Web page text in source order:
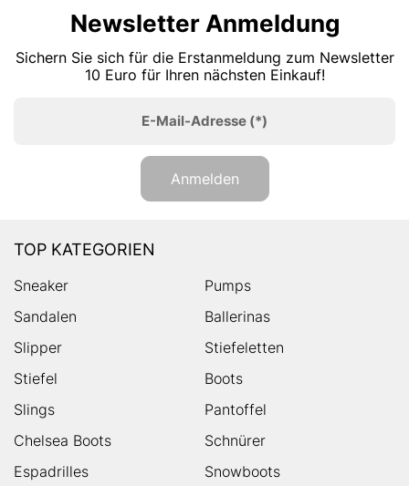
Newsletter Anmeldung
Sichern Sie sich für die Erstanmeldung zum Newsletter
10 Euro für Ihren nächsten Einkauf!
E-Mail-Adresse (*)
Anmelden
TOP KATEGORIEN
Sneaker
Pumps
Sandalen
Ballerinas
Slipper
Stiefeletten
Stiefel
Boots
Slings
Pantoffel
Chelsea Boots
Schnürer
Espadrilles
Snowboots